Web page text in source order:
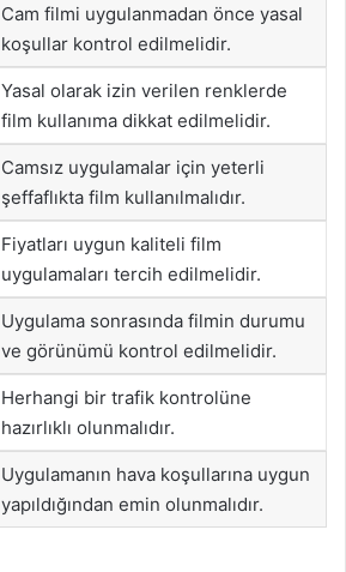
Cam filmi uygulanmadan önce yasal
koşullar kontrol edilmelidir.
Yasal olarak izin verilen renklerde
film kullanıma dikkat edilmelidir.
Camsız uygulamalar için yeterli
şeffaflıkta film kullanılmalıdır.
Fiyatları uygun kaliteli film
uygulamaları tercih edilmelidir.
Uygulama sonrasında filmin durumu
ve görünümü kontrol edilmelidir.
Herhangi bir trafik kontrolüne
hazırlıklı olunmalıdır.
Uygulamanın hava koşullarına uygun
yapıldığından emin olunmalıdır.